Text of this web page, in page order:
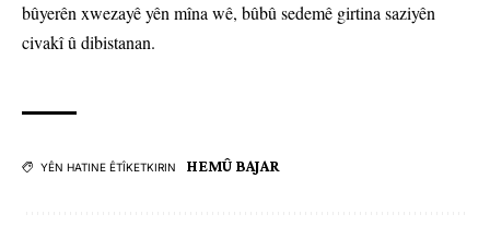
bûyerên xwezayê yên mîna wê, bûbû sedemê girtina saziyên
civakî û dibistanan.
YÊN HATINE ÊTÎKETKIRIN HEMÛ BAJAR